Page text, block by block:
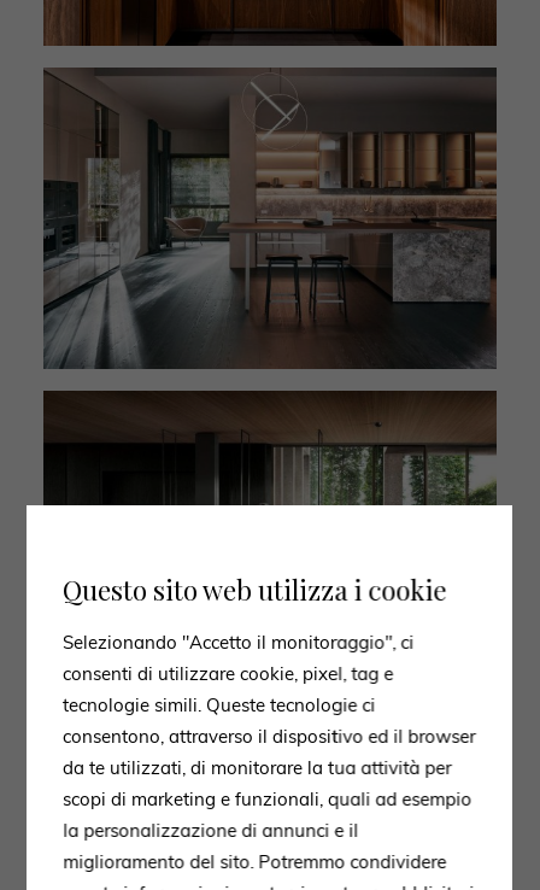
Questo sito web utilizza i cookie
Selezionando "Accetto il monitoraggio", ci
consenti di utilizzare cookie, pixel, tag e
tecnologie simili. Queste tecnologie ci
consentono, attraverso il dispositivo ed il browser
da te utilizzati, di monitorare la tua attività per
scopi di marketing e funzionali, quali ad esempio
la personalizzazione di annunci e il
miglioramento del sito. Potremmo condividere